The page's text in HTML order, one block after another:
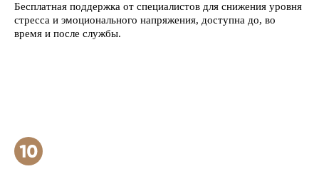
Бесплатная поддержка от специалистов для снижения уровня
стресса и эмоционального напряжения, доступна до, во
время и после службы.